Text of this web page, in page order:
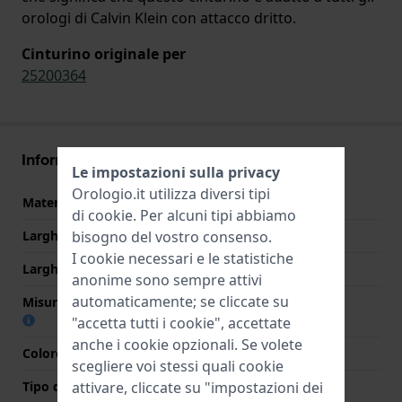
orologi di Calvin Klein con attacco dritto.
Cinturino originale per
25200364
Informazioni sul cinturino
Materiale Cinturino
Pelle
Larghezza cinturino
22 mm
Larghezza tra Anse
22 mm
Misura cinturino alla fibbia
20 mm
Colore cinturino
Nero
Tipo di chiusura
Fibbia
Le impostazioni sulla privacy
Orologio.it utilizza diversi tipi
di cookie. Per alcuni tipi abbiamo
bisogno del vostro consenso.
I cookie necessari e le statistiche
anonime sono sempre attivi
automaticamente; se cliccate su
"accetta tutti i cookie", accettate
anche i cookie opzionali. Se volete
scegliere voi stessi quali cookie
attivare, cliccate su "impostazioni dei